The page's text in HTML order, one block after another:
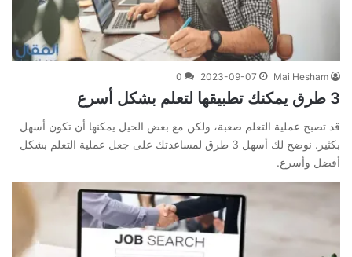
Mai Hesham
2023-09-07
0
3 طرق يمكنك تطبيقها لتعلم بشكل أسرع
قد تصبح عملية التعلم صعبة، ولكن مع بعض الحيل يمكنها أن تكون أسهل
بكثير. نوضح لك أسهل 3 طرق لمساعدتك على جعل عملية التعلم بشكل
أفضل وأسرع.